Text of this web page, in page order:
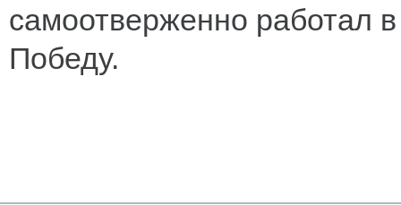
самоотверженно работал
Победу.